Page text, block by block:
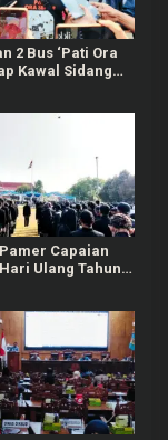
2 Bus ‘Pati Ora
Kawal Sidang
Capaian
Ulang Tahun